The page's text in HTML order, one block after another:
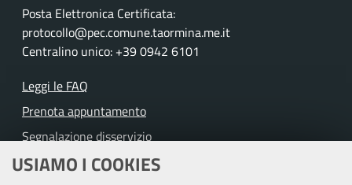
USIAMO I COOKIES
Posta Elettronica Certificata:
protocollo@pec.comune.taormina.me.it
Centralino unico: +39 0942 6101
Leggi le FAQ
Prenota appuntamento
Segnalazione disservizio
Richiesta assistenza